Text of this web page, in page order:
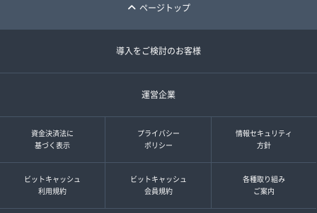
ページトップ
導入をご検討のお客様
運営企業
資金決済法に
基づく表示
プライバシー
ポリシー
情報セキュリティ
方針
ビットキャッシュ
利用規約
ビットキャッシュ
会員規約
各種取り組み
ご案内